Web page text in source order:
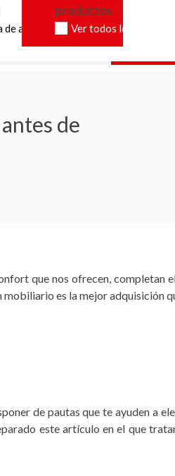
ambientes
productos
Ver todos los
de
que nos ofrecen, completan
es la mejor adquisición
de pautas que te ayuden a
este artículo en el que